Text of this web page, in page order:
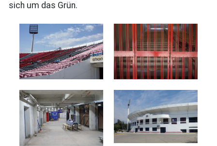
sich um das Grün.